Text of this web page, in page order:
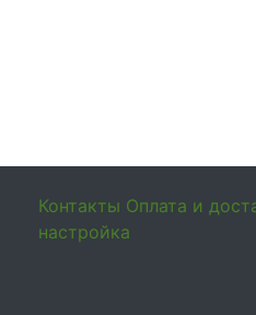
Контакты Оплата и
настройка